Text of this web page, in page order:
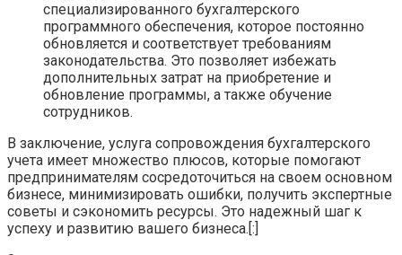
специализированного бухгалтерского
программного обеспечения, которое постоянно
обновляется и соответствует требованиям
законодательства. Это позволяет избежать
дополнительных затрат на приобретение и
обновление программы, а также обучение
сотрудников.
В заключение, услуга сопровождения бухгалтерского
учета имеет множество плюсов, которые помогают
предпринимателям сосредоточиться на своем основном
бизнесе, минимизировать ошибки, получить экспертные
советы и сэкономить ресурсы. Это надежный шаг к
успеху и развитию вашего бизнеса.[:]